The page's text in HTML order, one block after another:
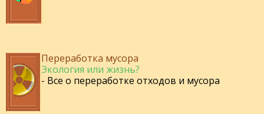
Переработка мусора
Экология или жизнь?
- Все о переработке отходов и мусора